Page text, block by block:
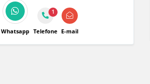
interiores em Taubaté, com
atendimento a todo Vale do Paraíba.
O melhor custo benefício do Vale!
Whatsapp
1
Telefone E-mail